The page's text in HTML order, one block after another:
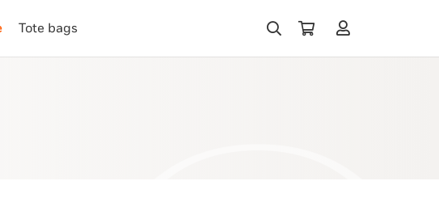
Tote bags